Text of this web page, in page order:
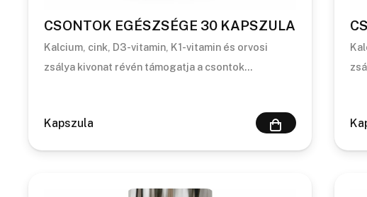
CSONTOK EGÉSZSÉGE 30 KAPSZULA
Kalcium, cink, D3-vitamin, K1-vitamin és orvosi
zsálya kivonat révén támogatja a csontok…
Kapszula